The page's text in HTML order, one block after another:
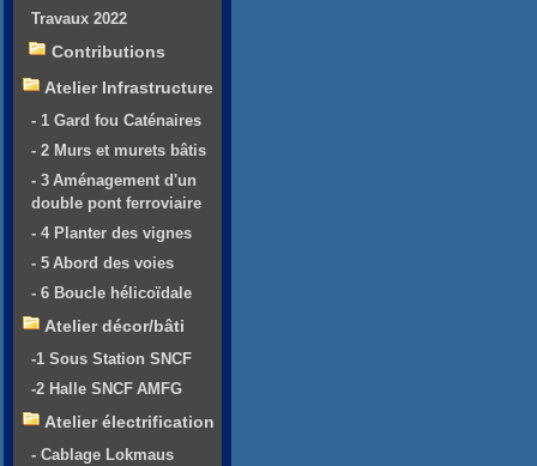
Travaux 2022
Contributions
Atelier Infrastructure
- 1 Gard fou Caténaires
- 2 Murs et murets bâtis
- 3 Aménagement d'un
double pont ferroviaire
- 4 Planter des vignes
- 5 Abord des voies
- 6 Boucle hélicoïdale
Atelier décor/bâti
-1 Sous Station SNCF
-2 Halle SNCF AMFG
Atelier électrification
- Cablage Lokmaus